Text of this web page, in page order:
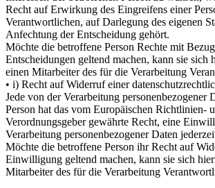
Recht auf Erwirkung des Eingreifens einer
Verantwortlichen, auf Darlegung des eigenen
Anfechtung der Entscheidung gehört.
Möchte die betroffene Person Rechte mit
Entscheidungen geltend machen, kann sie sich
einen Mitarbeiter des für die Verarbeitung
• i) Recht auf Widerruf einer
Jede von der Verarbeitung personenbezogener
Person hat das vom Europäischen Richtlinien-
Verordnungsgeber gewährte Recht, eine
Verarbeitung personenbezogener Daten
Möchte die betroffene Person ihr Recht auf
Einwilligung geltend machen, kann sie sich
Mitarbeiter des für die Verarbeitung